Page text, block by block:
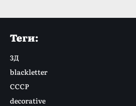
Теги:
3Д
blackletter
CCCР
decorative